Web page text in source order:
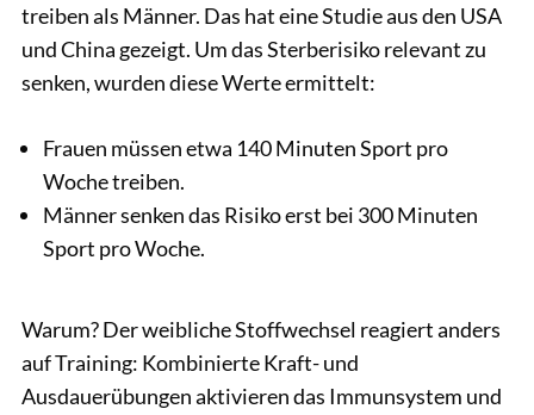
treiben als Männer. Das hat eine Studie aus den USA
und China gezeigt. Um das Sterberisiko relevant zu
senken, wurden diese Werte ermittelt:
Frauen müssen etwa 140 Minuten Sport pro
Woche treiben.
Männer senken das Risiko erst bei 300 Minuten
Sport pro Woche.
Warum? Der weibliche Stoffwechsel reagiert anders
auf Training: Kombinierte Kraft- und
Ausdauerübungen aktivieren das Immunsystem und